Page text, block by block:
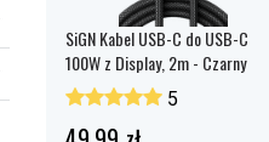
SiGN Kabel USB-C do USB-C
100W z Display, 2m - Czarny
5